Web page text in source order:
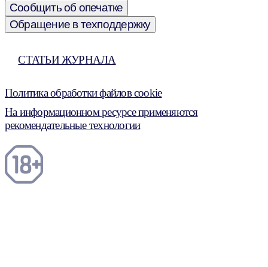
Сообщить об опечатке
Обращение в техподдержку
СТАТЬИ ЖУРНАЛА
Политика обработки файлов cookie
На информационном ресурсе применяются
рекомендательные технологии